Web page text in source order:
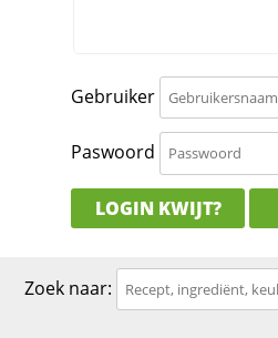
Gebruiker
Paswoord
LOGIN KWIJT?
Zoek naar: